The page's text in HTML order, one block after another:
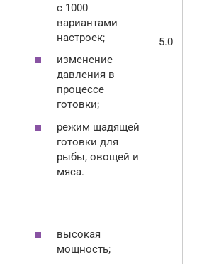
с 1000
вариантами
настроек;
изменение
давления в
процессе
готовки;
режим щадящей
готовки для
рыбы, овощей и
мяса.
5.0
высокая
мощность;